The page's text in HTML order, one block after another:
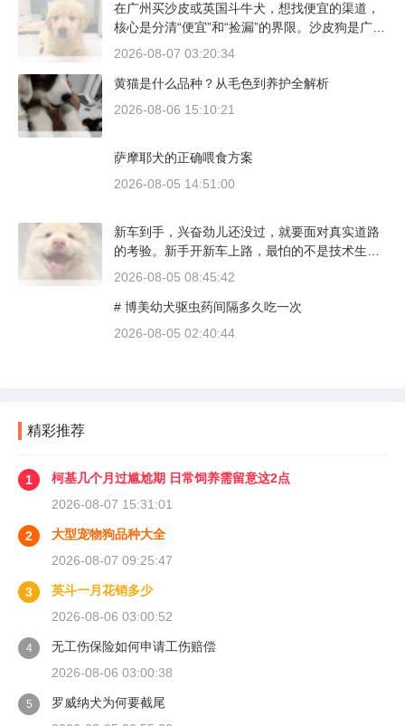
在广州买沙皮或英国斗牛犬，想找便宜的渠道，
核心是分清“便宜”和“捡漏”的界限。沙皮狗是广东
本地犬种，价格比北方城市有优势；英国斗牛犬
方和真实价格区间。
2026-08-07 03:20:34
黄猫是什么品种？从毛色到养护全解析
2026-08-06 15:10:21
萨摩耶犬的正确喂食方案
2026-08-05 14:51:00
新车到手，兴奋劲儿还没过，就要面对真实道路
的考验。新手开新车上路，最怕的不是技术生
疏，而是对车况和路况的双重陌生。磨合期内，
不超过100公里，这不是老司机的保守，而是活
塞和气缸壁需要时间完成精细贴合。多数车型说
2026-08-05 08:45:42
# 博美幼犬驱虫药间隔多久吃一次
2026-08-05 02:40:44
精彩推荐
1
柯基几个月过尴尬期 日常饲养需留意这2点
2026-08-07 15:31:01
2
大型宠物狗品种大全
2026-08-07 09:25:47
3
英斗一月花销多少
2026-08-06 03:00:52
4
无工伤保险如何申请工伤赔偿
2026-08-06 03:00:38
5
罗威纳犬为何要截尾